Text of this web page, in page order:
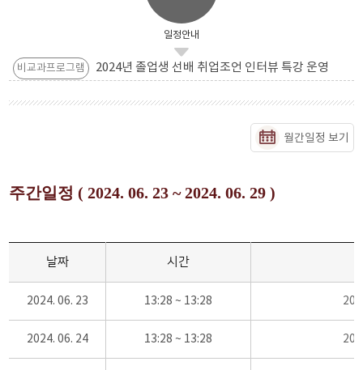
일정안내
비교과프로그램 2024년 졸업생 선배 취업조언 인터뷰 특강 운영
월간일정 보기
주간일정 ( 2024. 06. 23 ~ 2024. 06. 29 )
날짜 시간
2024. 06. 23 13:28 ~ 13:28
2024. 06. 24 13:28 ~ 13:28